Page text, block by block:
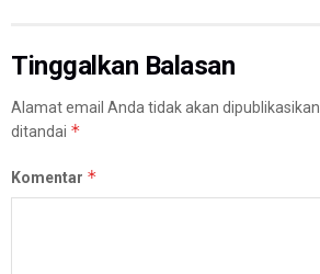
Tinggalkan Balasan
Alamat email Anda tidak akan dipublikasikan.
ditandai *
Komentar *